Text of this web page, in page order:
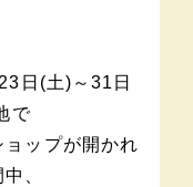
日(土)～31日
で
ップが開かれ
、